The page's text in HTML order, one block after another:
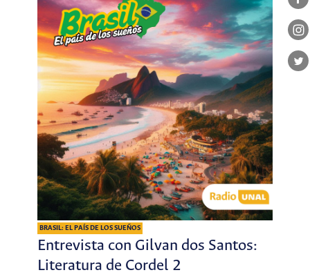
BRASIL: EL PAÍS DE LOS SUEÑOS
Entrevista con Gilvan dos Santos:
Literatura de Cordel 2